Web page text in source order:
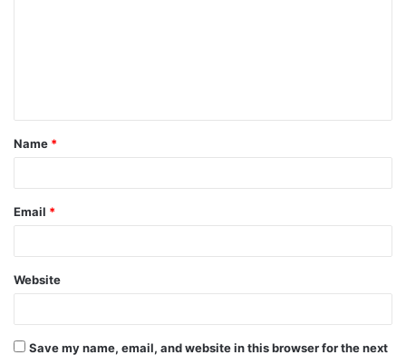
Name *
Email *
Website
Save my name, email, and website in this browser for the next